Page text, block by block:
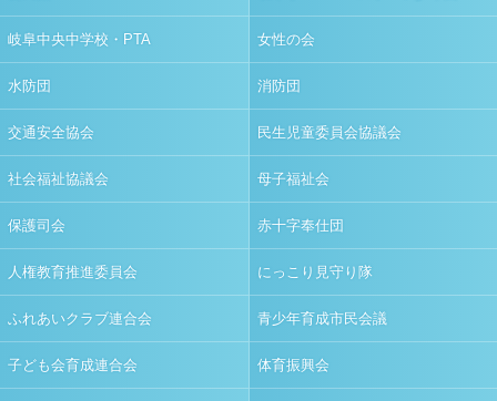
岐阜中央中学校・PTA 女性の会
水防団 消防団
交通安全協会 民生児童委員会協議会
社会福祉協議会 母子福祉会
保護司会 赤十字奉仕団
人権教育推進委員会 にっこり見守り隊
ふれあいクラブ連合会 青少年育成市民会議
子ども会育成連合会 体育振興会